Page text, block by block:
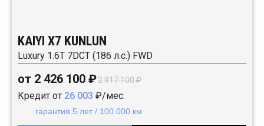
KAIYI X7 KUNLUN
Luxury 1.6T 7DCT (186 л.с.) FWD
от 2 426 100 ₽2 917 100 ₽
Кредит от 26 003 ₽/мес.
гарантия 5 лет / 100 000 км